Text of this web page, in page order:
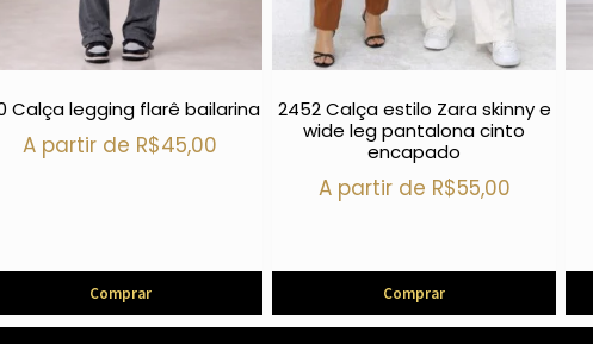
Calça legging flarê bailarina
A partir de R$45,00
Comprar
2452 Calça estilo Zara skinny e
wide leg pantalona cinto
encapado
A partir de R$55,00
Comprar